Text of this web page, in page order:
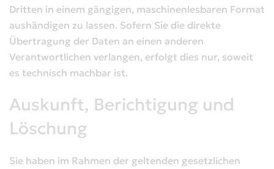
Dritten in einem gängigen, maschinenlesbaren Format
aushändigen zu lassen. Sofern Sie die direkte
Übertragung der Daten an einen anderen
Verantwortlichen verlangen, erfolgt dies nur, soweit
es technisch machbar ist.
Auskunft, Berichtigung und
Löschung
Sie haben im Rahmen der geltenden gesetzlichen